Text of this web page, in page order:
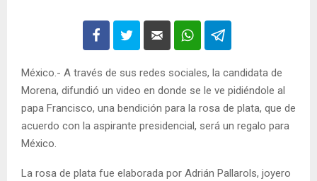
México.- A través de sus redes sociales, la candidata de
Morena, difundió un video en donde se le ve pidiéndole al
papa Francisco, una bendición para la rosa de plata, que de
acuerdo con la aspirante presidencial, será un regalo para
México.
La rosa de plata fue elaborada por Adrián Pallarols, joyero